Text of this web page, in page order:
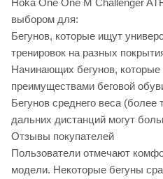
Hoka One One M Challenger
выбором для:
Бегунов, которые ищут
тренировок на разных
Начинающих бегунов, которые
преимуществами беговой
Бегунов среднего веса
дальних дистанций могут
Отзывы покупателей
Пользователи отмечают
модели. Некоторые бегуны